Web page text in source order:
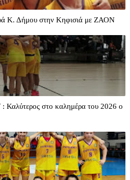
Κ. Δήμου στην Κηφισιά με ΖΑΟΝ
στο καλημέρα του 2026 ο